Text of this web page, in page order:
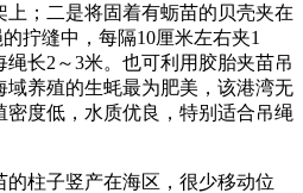
；二是将固着有蛎苗的贝壳夹在
拧缝中，每隔10厘米左右夹1
长2～3米。也可利用胶胎夹苗吊
域养殖的生蚝最为肥美，该港湾无
度低，水质优良，特别适合吊绳
柱子竖产在海区，很少移动位